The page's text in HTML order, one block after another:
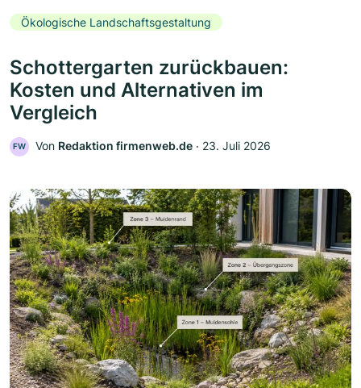
Ökologische Landschaftsgestaltung
Schottergarten zurückbauen:
Kosten und Alternativen im
Vergleich
FW Von Redaktion firmenweb.de ‧ 23. Juli 2026